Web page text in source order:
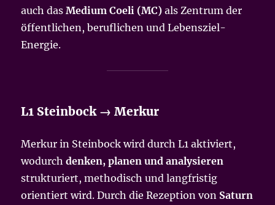
auch dasMedium Coeli (MC) als Zentrum der
öffentlichen, beruflichen und Lebensziel-
Energie.
L1 Steinbock → Merkur
Merkur in Steinbock wird durch L1 aktiviert,
wodurchdenken, planen und analysieren
strukturiert, methodisch und langfristig
orientiert wird. Durch die Rezeption von Saturn